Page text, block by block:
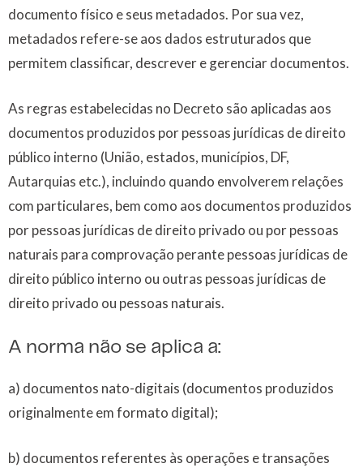
documento físico e seus metadados. Por sua vez,
metadados refere-se aos dados estruturados que
permitem classificar, descrever e gerenciar documentos.
As regras estabelecidas no Decreto são aplicadas aos
documentos produzidos por pessoas jurídicas de direito
público interno (União, estados, municípios, DF,
Autarquias etc.), incluindo quando envolverem relações
com particulares, bem como aos documentos produzidos
por pessoas jurídicas de direito privado ou por pessoas
naturais para comprovação perante pessoas jurídicas de
direito público interno ou outras pessoas jurídicas de
direito privado ou pessoas naturais.
A norma não se aplica a:
a) documentos nato-digitais (documentos produzidos
originalmente em formato digital);
b) documentos referentes às operações e transações